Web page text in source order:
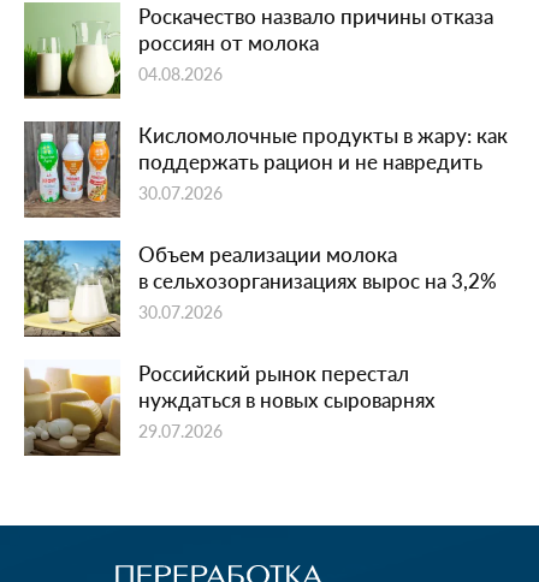
Роскачество назвало причины отказа
россиян от молока
04.08.2026
Кисломолочные продукты в жару: как
поддержать рацион и не навредить
30.07.2026
Объем реализации молока
в сельхозорганизациях вырос на 3,2%
30.07.2026
Российский рынок перестал
нуждаться в новых сыроварнях
29.07.2026